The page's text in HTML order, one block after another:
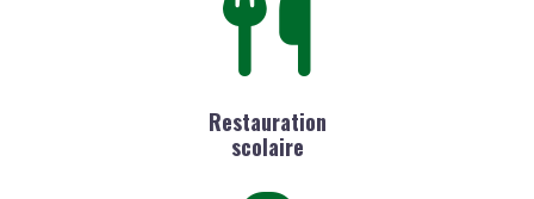
Restauration
scolaire